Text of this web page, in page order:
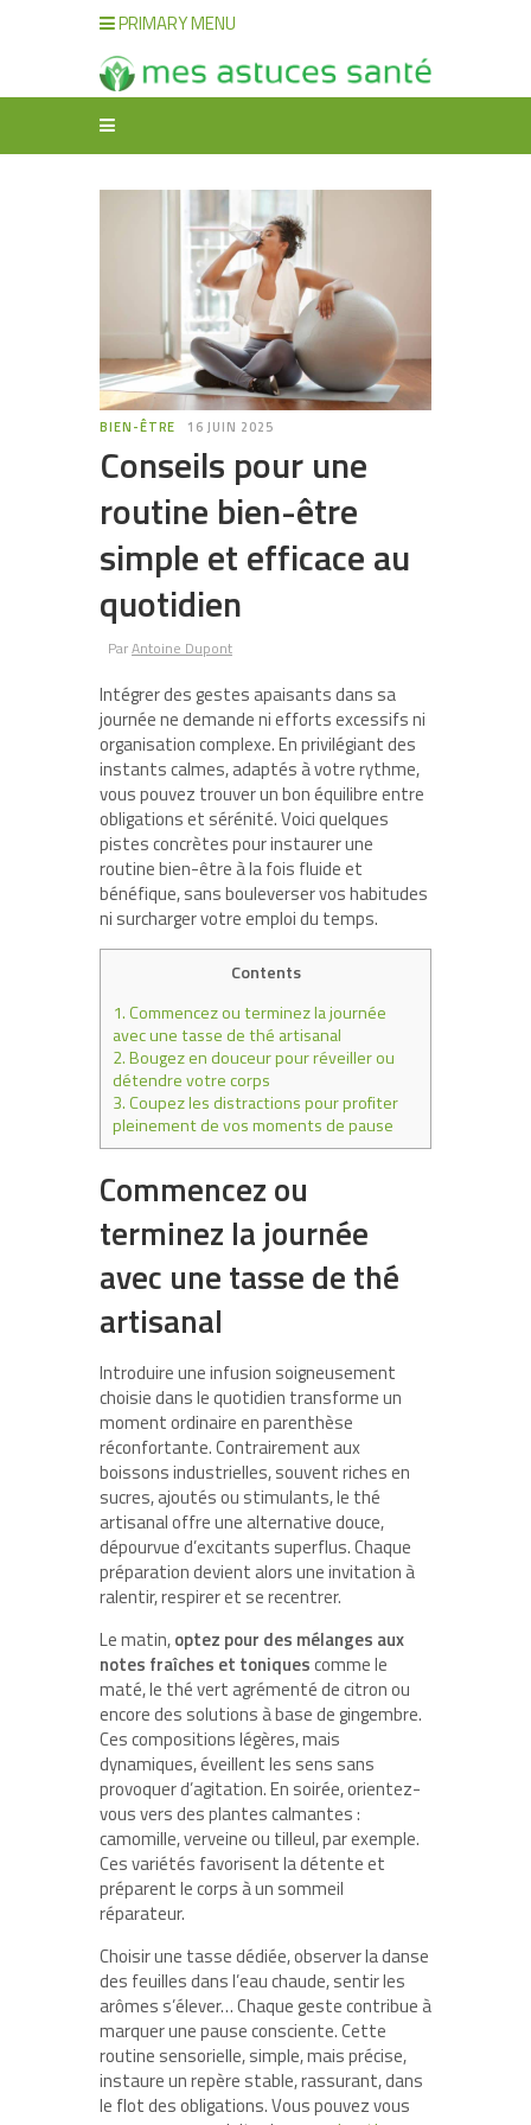
PRIMARY MENU
BIEN-ÊTRE 16 JUIN 2025
Conseils pour une
routine bien-être
simple et efficace au
quotidien
ParAntoine Dupont
Intégrer des gestes apaisants dans sa
journée ne demande ni efforts excessifs ni
organisation complexe. En privilégiant des
instants calmes, adaptés à votre rythme,
vous pouvez trouver un bon équilibre entre
obligations et sérénité. Voici quelques
pistes concrètes pour instaurer une
routine bien-être à la fois fluide et
bénéfique, sans bouleverser vos habitudes
ni surcharger votre emploi du temps.
Contents
1.Commencez ou terminez la journée
avec une tasse de thé artisanal
2.Bougez en douceur pour réveiller ou
détendre votre corps
3.Coupez les distractions pour profiter
pleinement de vos moments de pause
Commencez ou
terminez la journée
avec une tasse de thé
artisanal
Introduire une infusion soigneusement
choisie dans le quotidien transforme un
moment ordinaire en parenthèse
réconfortante. Contrairement aux
boissons industrielles, souvent riches en
sucres, ajoutés ou stimulants, le thé
artisanal offre une alternative douce,
dépourvue d’excitants superflus. Chaque
préparation devient alors une invitation à
ralentir, respirer et se recentrer.
Le matin,optez pour des mélanges aux
notes fraîches et toniquescomme le
maté, le thé vert agrémenté de citron ou
encore des solutions à base de gingembre.
Ces compositions légères, mais
dynamiques, éveillent les sens sans
provoquer d’agitation. En soirée, orientez-
vous vers des plantes calmantes :
camomille, verveine ou tilleul, par exemple.
Ces variétés favorisent la détente et
préparent le corps à un sommeil
réparateur.
Choisir une tasse dédiée, observer la danse
des feuilles dans l’eau chaude, sentir les
arômes s’élever… Chaque geste contribue à
marquer une pause consciente. Cette
routine sensorielle, simple, mais précise,
instaure un repère stable, rassurant, dans
le flot des obligations. Vous pouvez vous